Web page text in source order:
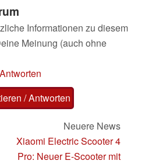
Informationen zu diesem
Meinung (auch ohne
Antworten
/ Antworten
Neuere News
Xiaomi Electric Scooter 4
Pro: Neuer E-Scooter mit